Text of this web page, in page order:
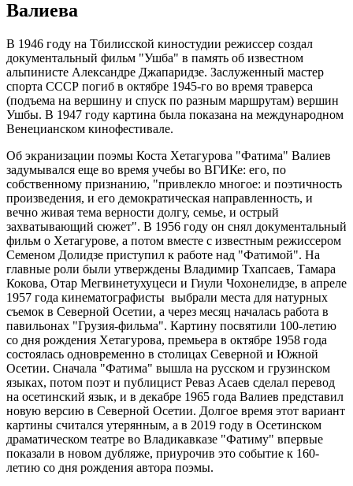
Валиева
В 1946 году на Тбилисской киностудии режиссер создал
документальный фильм "Ушба" в память об известном
альпинисте Александре Джапаридзе. Заслуженный мастер
спорта СССР погиб в октябре 1945-го во время траверса
(подъема на вершину и спуск по разным маршрутам) вершин
Ушбы. В 1947 году картина была показана на международном
Венецианском кинофестивале.
Об экранизации поэмы Коста Хетагурова "Фатима" Валиев
задумывался еще во время учебы во ВГИКе: его, по
собственному признанию, "привлекло многое: и поэтичность
произведения, и его демократическая направленность, и
вечно живая тема верности долгу, семье, и острый
захватывающий сюжет". В 1956 году он снял документальный
фильм о Хетагурове, а потом вместе с известным режиссером
Семеном Долидзе приступил к работе над "Фатимой". На
главные роли были утверждены Владимир Тхапсаев, Тамара
Кокова, Отар Мегвинетухуцеси и Гиули Чохонелидзе, в апреле
1957 года кинематографисты выбрали места для натурных
съемок в Северной Осетии, а через месяц началась работа в
павильонах "Грузия-фильма". Картину посвятили 100-летию
со дня рождения Хетагурова, премьера в октябре 1958 года
состоялась одновременно в столицах Северной и Южной
Осетии. Сначала "Фатима" вышла на русском и грузинском
языках, потом поэт и публицист Реваз Асаев сделал перевод
на осетинский язык, и в декабре 1965 года Валиев представил
новую версию в Северной Осетии. Долгое время этот вариант
картины считался утерянным, а в 2019 году в Осетинском
драматическом театре во Владикавказе "Фатиму" впервые
показали в новом дубляже, приурочив это событие к 160-
летию со дня рождения автора поэмы.